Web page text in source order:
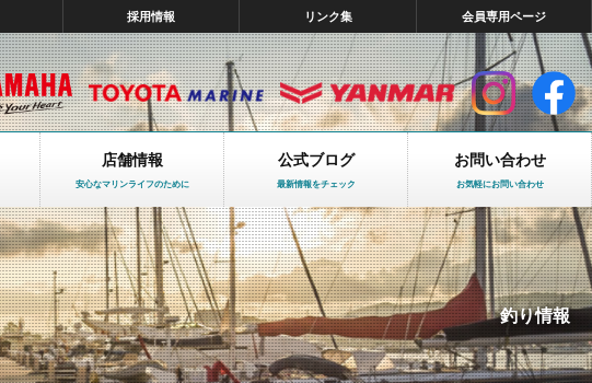
採用情報 リンク集 会員専用ページ
店舗情報
安心なマリンライフのために
公式ブログ
最新情報をチェック
お問い合わせ
お気軽にお問い合わせ
釣り情報